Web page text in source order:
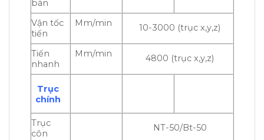
bàn
Vận tốc
tiến
Mm/min 10-3000 (trục x,y,z)
Tiến
nhanh
Mm/min 4800 (trục x,y,z)
Trục
chính
Trục
côn
NT-50/Bt-50